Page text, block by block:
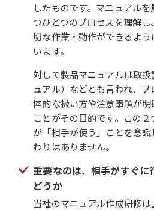
したものです。マニュアル
つひとつのプロセスを理解
切な作業・動作ができるよ
います。
対して製品マニュアルは取
ュアル）などとも言われ、
体的な扱い方や注意事項が
ことがその目的です。この
が「相手が使う」ことを意
わりはありません。
重要なのは、相手がすぐに
どうか
当社のマニュアル作成研修